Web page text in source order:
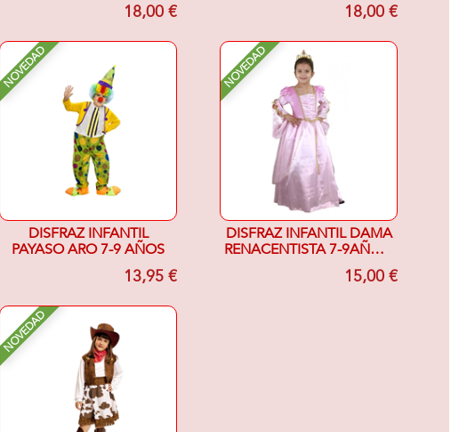
18,00 € 18,00 €
NOVEDAD
DISFRAZ INFANTIL
PAYASO ARO 7-9 AÑOS
13,95 €
NOVEDAD
DISFRAZ INFANTIL DAMA
RENACENTISTA 7-9AÑOS,
RASO ROSA15,00 €
NOVEDAD